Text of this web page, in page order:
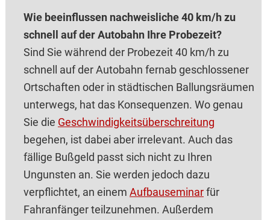
Wie beeinflussen nachweisliche 40 km/h zu
schnell auf der Autobahn Ihre Probezeit?
Sind Sie während der Probezeit 40 km/h zu
schnell auf der Autobahn fernab geschlossener
Ortschaften oder in städtischen Ballungsräumen
unterwegs, hat das Konsequenzen. Wo genau
Sie die Geschwindigkeitsüberschreitung
begehen, ist dabei aber irrelevant. Auch das
fällige Bußgeld passt sich nicht zu Ihren
Ungunsten an. Sie werden jedoch dazu
verpflichtet, an einem Aufbauseminarfür
Fahranfänger teilzunehmen. Außerdem